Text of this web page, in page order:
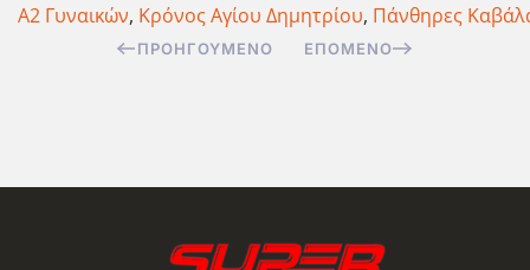
Α2 Γυναικών, Κρόνος Αγίου Δημητρίου, Πάνθηρες
ΠΡΟΗΓΟΎΜΕΝΟ ΕΠΌΜΕΝΟ